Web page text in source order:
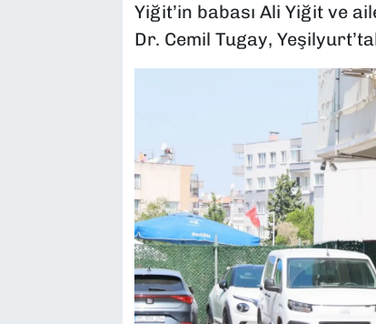
Yiğit’in babası Ali Yiğit ve
Dr. Cemil Tugay,